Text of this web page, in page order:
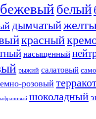
бежевый белый
дымчатый
красный
насыщенный
рыжий салатовый
розовый
шоколадный